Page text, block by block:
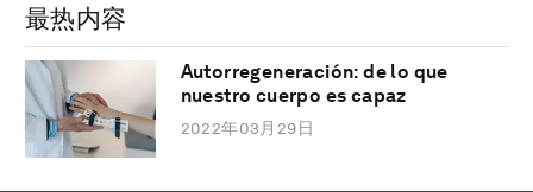
最热内容
Autorregeneración: de lo que
nuestro cuerpo es capaz
2022年03月29日